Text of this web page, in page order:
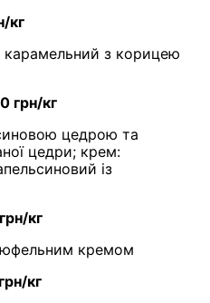
кг
карамельний з корицею
грн/кг
цедрою та
цедри; крем:
із
кг
кремом
кг